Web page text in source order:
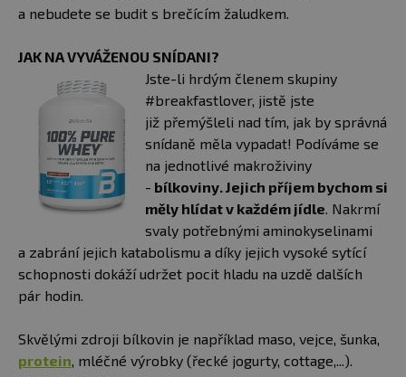
a nebudete se budit s brečícím žaludkem.
JAK NA VYVÁŽENOU SNÍDANI?
Jste-li hrdým členem skupiny
#breakfastlover, jistě jste
již přemýšleli nad tím, jak by správná
snídaně měla vypadat! Podíváme se
na jednotlivé makroživiny
- bílkoviny. Jejich příjem bychom si
měly hlídat v každém jídle. Nakrmí
svaly potřebnými aminokyselinami
a zabrání jejich katabolismu a díky jejich vysoké sytící
schopnosti dokáží udržet pocit hladu na uzdě dalších
pár hodin.
Skvělými zdroji bílkovin je například maso, vejce, šunka,
protein, mléčné výrobky (řecké jogurty, cottage,...).